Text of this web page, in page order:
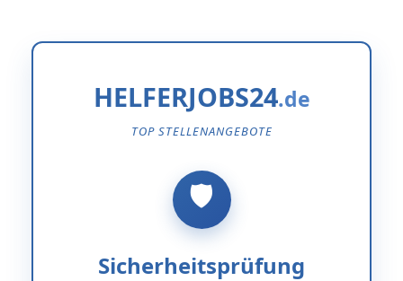
HELFERJOBS24
TOP STELLENANGEBOTE
Sicherheitsprüfung